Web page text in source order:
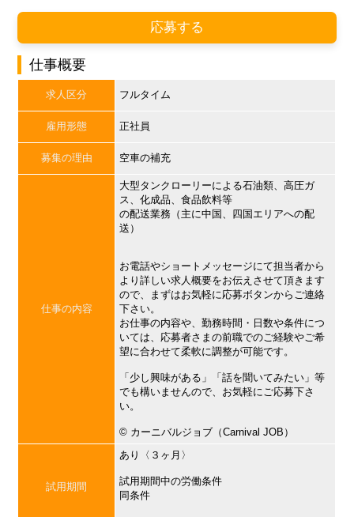
応募する
仕事概要
求人区分 フルタイム
雇用形態 正社員
募集の理由 空車の補充
仕事の内容
大型タンクローリーによる石油類、高圧ガ
ス、化成品、食品飲料等
の配送業務（主に中国、四国エリアへの配
送）
お電話やショートメッセージにて担当者から
より詳しい求人概要をお伝えさせて頂きます
ので、まずはお気軽に応募ボタンからご連絡
下さい。
お仕事の内容や、勤務時間・日数や条件につ
いては、応募者さまの前職でのご経験やご希
望に合わせて柔軟に調整が可能です。
「少し興味がある」「話を聞いてみたい」等
でも構いませんので、お気軽にご応募下さ
い。
©︎ カーニバルジョブ（Carnival JOB）
試用期間
あり〈３ヶ月〉
試用期間中の労働条件
同条件